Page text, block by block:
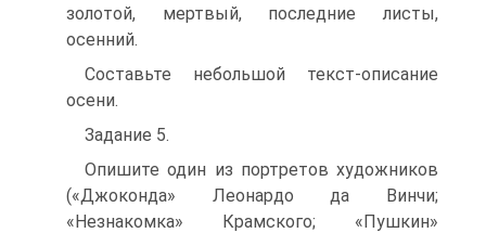
золотой, мертвый, последние листы,
осенний.
Составьте небольшой текст-описание
осени.
Задание 5.
Опишите один из портретов художников
(«Джоконда» Леонардо да Винчи;
«Незнакомка» Крамского; «Пушкин»